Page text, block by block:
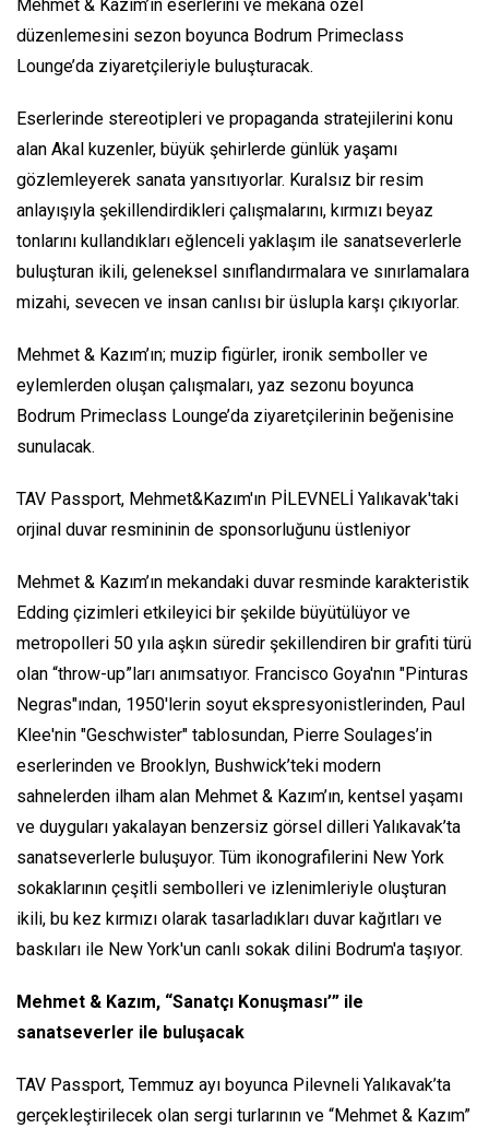
Mehmet & Kazım’ın eserlerini ve mekana özel
düzenlemesini sezon boyunca Bodrum Primeclass
Lounge’da ziyaretçileriyle buluşturacak.
Eserlerinde stereotipleri ve propaganda stratejilerini konu
alan Akal kuzenler, büyük şehirlerde günlük yaşamı
gözlemleyerek sanata yansıtıyorlar. Kuralsız bir resim
anlayışıyla şekillendirdikleri çalışmalarını, kırmızı beyaz
tonlarını kullandıkları eğlenceli yaklaşım ile sanatseverlerle
buluşturan ikili, geleneksel sınıflandırmalara ve sınırlamalara
mizahi, sevecen ve insan canlısı bir üslupla karşı çıkıyorlar.
Mehmet & Kazım’ın; muzip figürler, ironik semboller ve
eylemlerden oluşan çalışmaları, yaz sezonu boyunca
Bodrum Primeclass Lounge’da ziyaretçilerinin beğenisine
sunulacak.
TAV Passport, Mehmet&Kazım'ın PİLEVNELİ Yalıkavak'taki
orjinal duvar resmininin de sponsorluğunu üstleniyor
Mehmet & Kazım’ın mekandaki duvar resminde karakteristik
Edding çizimleri etkileyici bir şekilde büyütülüyor ve
metropolleri 50 yıla aşkın süredir şekillendiren bir grafiti türü
olan “throw-up”ları anımsatıyor. Francisco Goya'nın "Pinturas
Negras"ından, 1950'lerin soyut ekspresyonistlerinden, Paul
Klee'nin "Geschwister" tablosundan, Pierre Soulages’in
eserlerinden ve Brooklyn, Bushwick’teki modern
sahnelerden ilham alan Mehmet & Kazım’ın, kentsel yaşamı
ve duyguları yakalayan benzersiz görsel dilleri Yalıkavak’ta
sanatseverlerle buluşuyor. Tüm ikonografilerini New York
sokaklarının çeşitli sembolleri ve izlenimleriyle oluşturan
ikili, bu kez kırmızı olarak tasarladıkları duvar kağıtları ve
baskıları ile New York'un canlı sokak dilini Bodrum'a taşıyor.
Mehmet & Kazım, “Sanatçı Konuşması’” ile
sanatseverler ile buluşacak
TAV Passport, Temmuz ayı boyunca Pilevneli Yalıkavak’ta
gerçekleştirilecek olan sergi turlarının ve “Mehmet & Kazım”